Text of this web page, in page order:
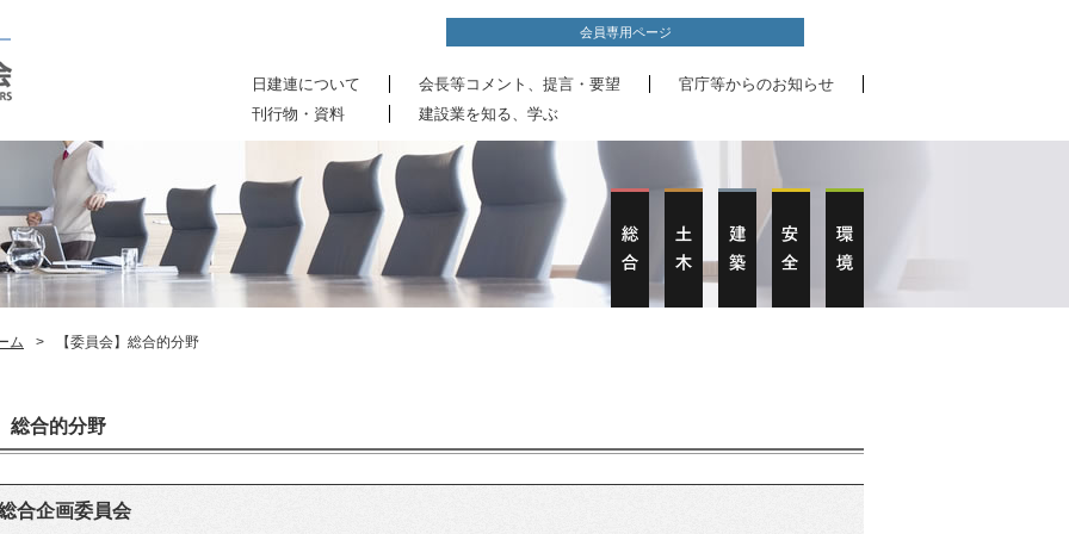
会員専用ページ
日建連について 会長等コメント、提言・要望
官庁等からのお知らせ
刊行物・資料
建設業を知る、学ぶ
ム > 【委員会】総合的分野
総合的分野
合企画委員会